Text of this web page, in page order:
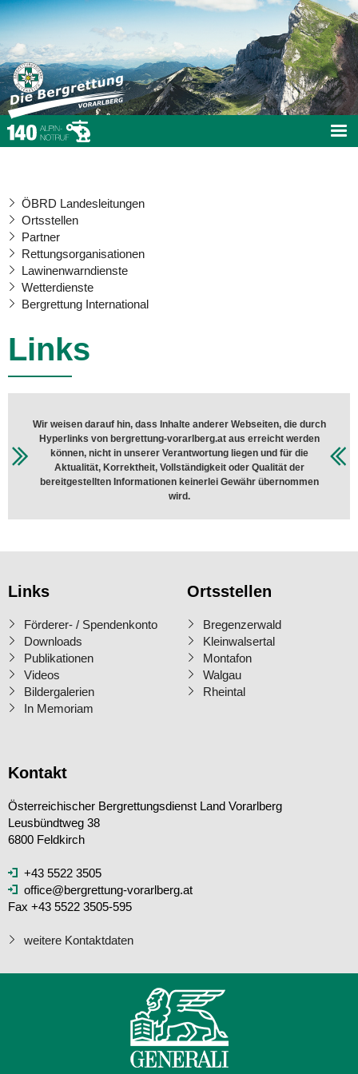
ÖBRD Landesleitungen
Ortsstellen
Partner
Rettungsorganisationen
Lawinenwarndienste
Wetterdienste
Bergrettung International
Links
Wir weisen darauf hin, dass Inhalte anderer Webseiten, die durch
Hyperlinks von bergrettung-vorarlberg.at aus erreicht werden
können, nicht in unserer Verantwortung liegen und für die
Aktualität, Korrektheit, Vollständigkeit oder Qualität der
bereitgestellten Informationen keinerlei Gewähr übernommen
wird.
Links
Förderer- / Spendenkonto
Downloads
Publikationen
Videos
Bildergalerien
In Memoriam
Ortsstellen
Bregenzerwald
Kleinwalsertal
Montafon
Walgau
Rheintal
Kontakt
Österreichischer Bergrettungsdienst Land Vorarlberg
Leusbündtweg 38
6800 Feldkirch
+43 5522 3505
office@bergrettung-vorarlberg.at
Fax +43 5522 3505-595
weitere Kontaktdaten